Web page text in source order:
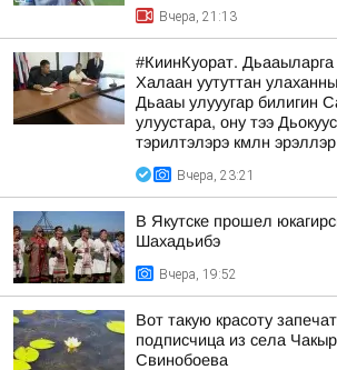
Вчера, 21:13
#КиинКуорат. Дьааыларга
Халаан уутуттан
Дьааы улууугар билигин
улуустара, ону тээ
тэрилтэлэрэ кмлн эрэллэр
Вчера, 23:21
В Якутске прошел
Шахадьибэ
Вчера, 19:52
Вот такую красоту
подписчица из села
Свинобоева